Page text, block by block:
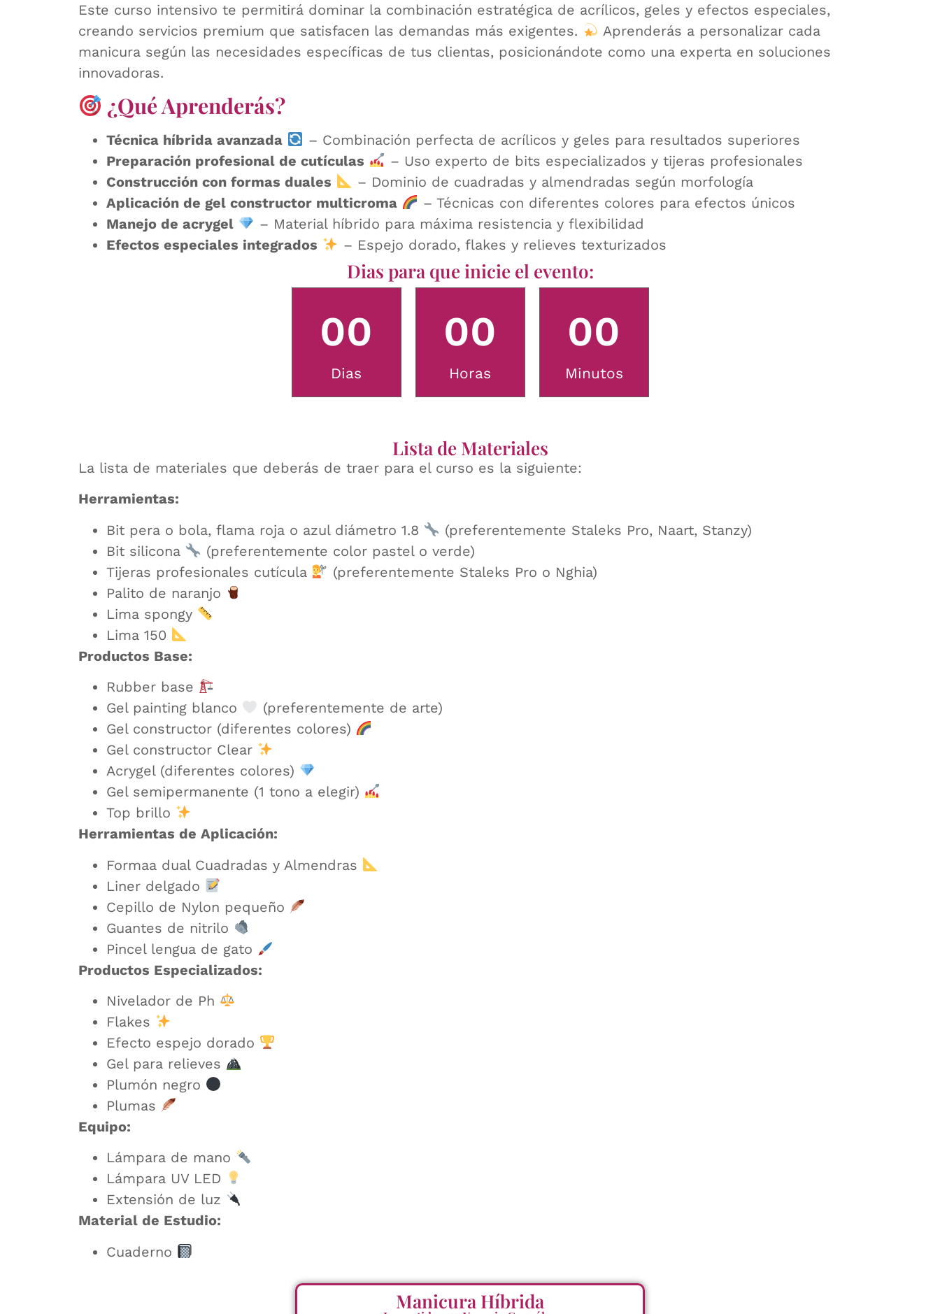
Este curso intensivo te permitirá dominar la combinación estratégica de acrílicos, geles y efectos especiales,
creando servicios premium que satisfacen las demandas más exigentes.
Aprenderás a personalizar cada
manicura según las necesidades específicas de tus clientas, posicionándote como una experta en soluciones
innovadoras.
¿Qué Aprenderás?
Técnica híbrida avanzada
– Combinación perfecta de acrílicos y geles para resultados superiores
Preparación profesional de cutículas
– Uso experto de bits especializados y tijeras profesionales
Construcción con formas duales
– Dominio de cuadradas y almendradas según morfología
Aplicación de gel constructor multicroma
– Técnicas con diferentes colores para efectos únicos
Manejo de acrygel
– Material híbrido para máxima resistencia y flexibilidad
Efectos especiales integrados
– Espejo dorado, flakes y relieves texturizados
Dias para que inicie el evento:
00
Dias
00
Horas
00
Minutos
Lista de Materiales
La lista de materiales que deberás de traer para el curso es la siguiente:
Herramientas:
Bit pera o bola, flama roja o azul diámetro 1.8
(preferentemente Staleks Pro, Naart, Stanzy)
Bit silicona
(preferentemente color pastel o verde)
Tijeras profesionales cutícula
(preferentemente Staleks Pro o Nghia)
Palito de naranjo
Lima spongy
Lima 150
Productos Base:
Rubber base
Gel painting blanco
(preferentemente de arte)
Gel constructor (diferentes colores)
Gel constructor Clear
Acrygel (diferentes colores)
Gel semipermanente (1 tono a elegir)
Top brillo
Herramientas de Aplicación:
Formaa dual Cuadradas y Almendras
Liner delgado
Cepillo de Nylon pequeño
Guantes de nitrilo
Pincel lengua de gato
Productos Especializados:
Nivelador de Ph
Flakes
Efecto espejo dorado
Gel para relieves
Plumón negro
Plumas
Equipo:
Lámpara de mano
Lámpara UV LED
Extensión de luz
Material de Estudio:
Cuaderno
Manicura Híbrida